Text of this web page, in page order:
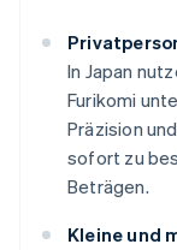
In Japan
Furikomi
Präzision
sofort zu
Beträgen.
Kleine und